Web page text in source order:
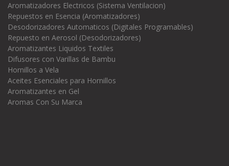
Aromatizadores Electricos (Sistema Ventilacion)
Repuestos en Esencia (Aromatizadores)
Desodorizadores Automaticos (Digitales Programables)
Repuesto en Aerosol (Desodorizadores)
Aromatizantes Liquidos Textiles
Difusores con Varillas de Bambu
Hornillos a Vela
Aceites Esenciales para Hornillos
Aromatizantes en Gel
Aromas Con Su Marca